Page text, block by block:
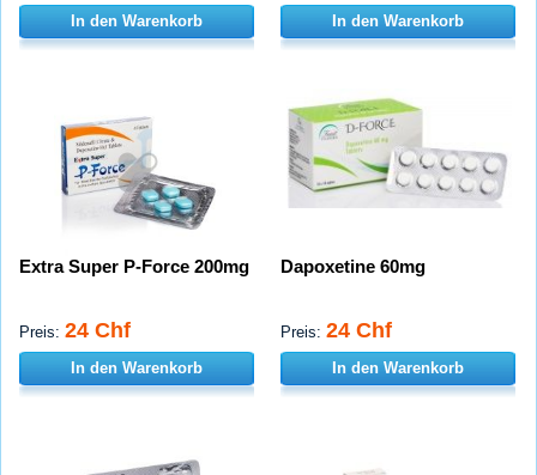
In den Warenkorb In den Warenkorb
Extra Super P-Force 200mg
Preis: 24 Chf
In den Warenkorb
Dapoxetine 60mg
Preis: 24 Chf
In den Warenkorb